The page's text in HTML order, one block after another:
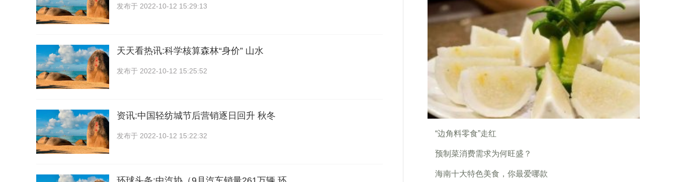
发布于 2022-10-12 15:29:13
天天看热讯:科学核算森林“身价” 山水
发布于 2022-10-12 15:25:52
资讯:中国轻纺城节后营销逐日回升 秋冬
发布于 2022-10-12 15:22:32 “边角料零食”走红
预制菜消费需求为何旺盛？
海南十大特色美食，你最爱哪款